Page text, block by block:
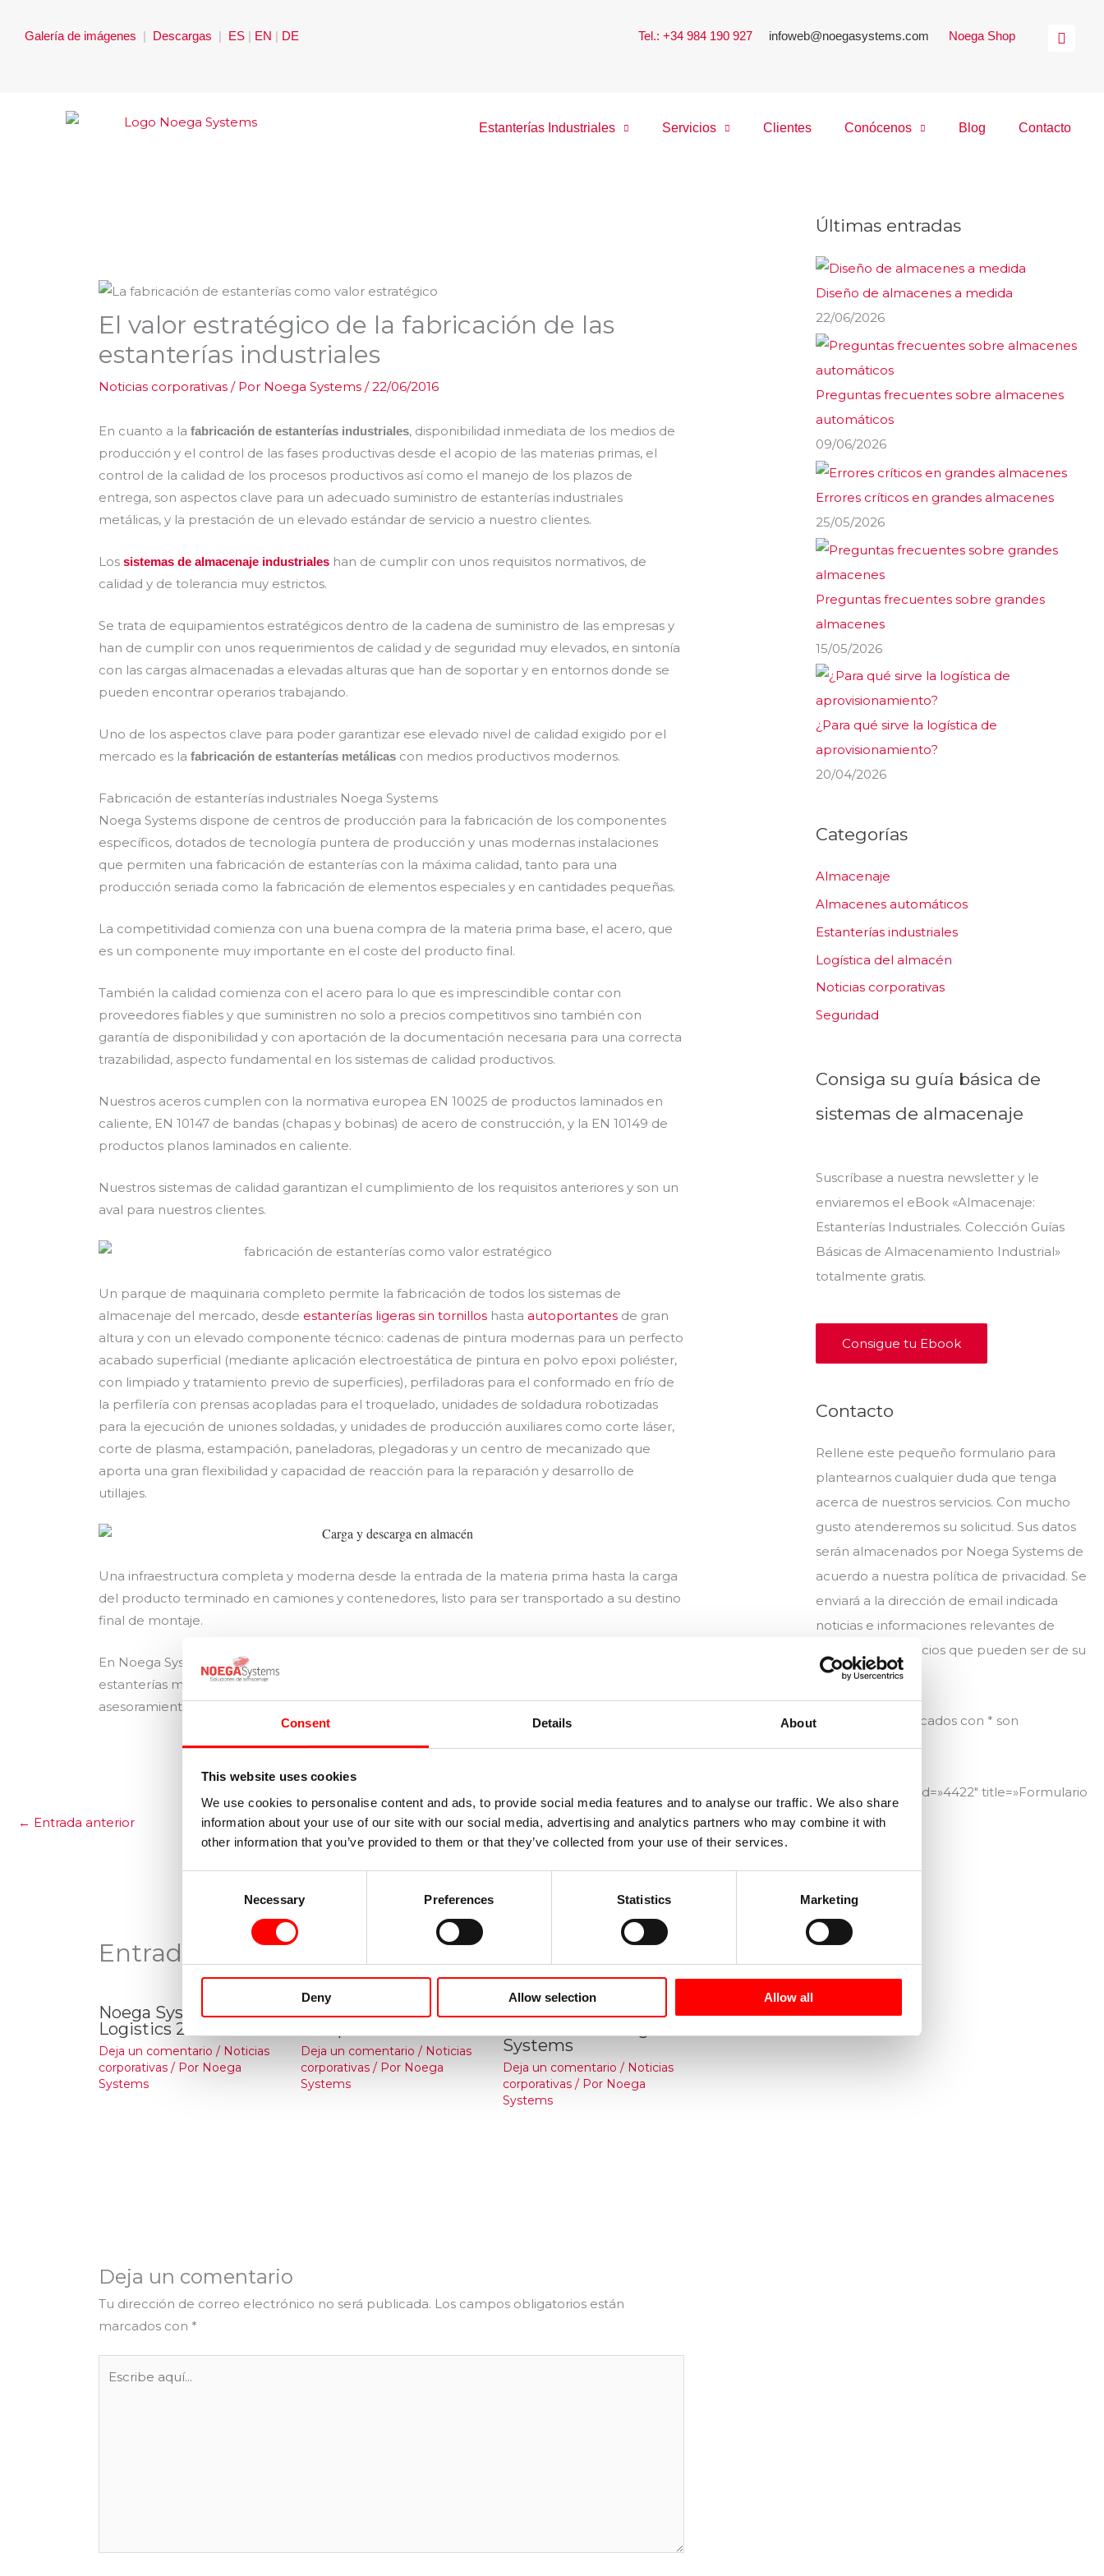
Consent Details About
This website uses cookies
We use cookies to personalise content and ads, to provide social media features and to analyse our traffic. We also share
information about your use of our site with our social media, advertising and analytics partners who may combine it with
other information that you’ve provided to them or that they’ve collected from your use of their services.
Necessary Preferences Statistics Marketing
Deny Allow selection Allow all
Galería de imágenes | Descargas | ES | EN | DE Tel.: +34 984 190 927 infoweb@noegasystems.com Noega Shop
Estanterías Industriales Servicios Clientes Conócenos Blog Contacto
El valor estratégico de la fabricación de las
estanterías industriales
Noticias corporativas / Por Noega Systems/22/06/2016
En cuanto a lafabricación de estanterías industriales, disponibilidad inmediata de los medios de
producción y el control de las fases productivas desde el acopio de las materias primas, el
control de la calidad de los procesos productivos así como el manejo de los plazos de
entrega, son aspectos clave para un adecuado suministro de estanterías industriales
metálicas, y la prestación de un elevado estándar de servicio a nuestro clientes.
Lossistemas de almacenaje industriales han de cumplir con unos requisitos normativos, de
calidad y de tolerancia muy estrictos.
Se trata de equipamientos estratégicos dentro de la cadena de suministro de las empresas y
han de cumplir con unos requerimientos de calidad y de seguridad muy elevados, en sintonía
con las cargas almacenadas a elevadas alturas que han de soportar y en entornos donde se
pueden encontrar operarios trabajando.
Uno de los aspectos clave para poder garantizar ese elevado nivel de calidad exigido por el
mercado es lafabricación de estanterías metálicas con medios productivos modernos.
Fabricación de estanterías industriales Noega Systems
Noega Systems dispone de centros de producción para la fabricación de los componentes
específicos, dotados de tecnología puntera de producción y unas modernas instalaciones
que permiten una fabricación de estanterías con la máxima calidad, tanto para una
producción seriada como la fabricación de elementos especiales y en cantidades pequeñas.
La competitividad comienza con una buena compra de la materia prima base, el acero, que
es un componente muy importante en el coste del producto final.
También la calidad comienza con el acero para lo que es imprescindible contar con
proveedores fiables y que suministren no solo a precios competitivos sino también con
garantía de disponibilidad y con aportación de la documentación necesaria para una correcta
trazabilidad, aspecto fundamental en los sistemas de calidad productivos.
Nuestros aceros cumplen con la normativa europea EN 10025 de productos laminados en
caliente, EN 10147 de bandas (chapas y bobinas) de acero de construcción, y la EN 10149 de
productos planos laminados en caliente.
Nuestros sistemas de calidad garantizan el cumplimiento de los requisitos anteriores y son un
aval para nuestros clientes.
Un parque de maquinaria completo permite la fabricación de todos los sistemas de
almacenaje del mercado, desde estanterías ligeras sin tornillos hastaautoportantes de gran
altura y con un elevado componente técnico: cadenas de pintura modernas para un perfecto
acabado superficial (mediante aplicación electroestática de pintura en polvo epoxi poliéster,
con limpiado y tratamiento previo de superficies), perfiladoras para el conformado en frío de
la perfilería con prensas acopladas para el troquelado, unidades de soldadura robotizadas
para la ejecución de uniones soldadas, y unidades de producción auxiliares como corte láser,
corte de plasma, estampación, paneladoras, plegadoras y un centro de mecanizado que
aporta una gran flexibilidad y capacidad de reacción para la reparación y desarrollo de
utillajes.
Una infraestructura completa y moderna desde la entrada de la materia prima hasta la carga
del producto terminado en camiones y contenedores, listo para ser transportado a su destino
final de montaje.
En Noega Systems nos dedicamos al diseño, fabricación, instalación e inspección de
estanterías metálicas, industriales y todo tipo sistemas de almacenaje. Si tu empresa necesita
asesoramiento en esta materia, no dudes en consultarnos.
← Entrada anterior Entrada siguiente→
Entradas relacionadas
Noega Systems en
Logistics 2014
Deja un comentario / Noticias
corporativas / Por Noega
Systems
Felices Fiestas y
Deja un comentario / Noticias
corporativas/ Por Noega
Systems
Nuevas oficinas
Systems
Deja un comentario / Noticias
corporativas/ Por Noega
Systems
Deja un comentario
Tu dirección de correo electrónico no será publicada. Los campos obligatorios están
marcados con *
Últimas entradas
Diseño de almacenes a medida
22/06/2026
Preguntas frecuentes sobre almacenes
automáticos
09/06/2026
Errores críticos en grandes almacenes
25/05/2026
Preguntas frecuentes sobre grandes
almacenes
15/05/2026
¿Para qué sirve la logística de
aprovisionamiento?
20/04/2026
Categorías
Almacenaje
Almacenes automáticos
Estanterías industriales
Logística del almacén
Noticias corporativas
Seguridad
Consiga su guía básica de
sistemas de almacenaje
Suscríbase a nuestra newsletter y le
enviaremos el eBook «Almacenaje:
Estanterías Industriales. Colección Guías
Básicas de Almacenamiento Industrial»
totalmente gratis.
Consigue tu Ebook
Contacto
Rellene este pequeño formulario para
plantearnos cualquier duda que tenga
acerca de nuestros servicios. Con mucho
gusto atenderemos su solicitud. Sus datos
serán almacenados por Noega Systems de
acuerdo a nuestra política de privacidad. Se
enviará a la dirección de email indicada
noticias e informaciones relevantes de
productos y servicios que pueden ser de su
interés.
Los campos marcados con * son
obligatorios.
[contact-form-7 id=»4422″ title=»Formulario
contacto»]